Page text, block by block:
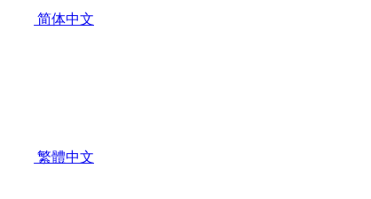
简体中文
繁體中文